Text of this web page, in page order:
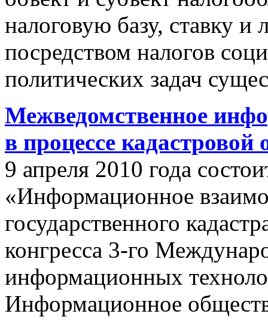
налоговую базу, ставку и
посредством налогов
политических задач
Межведомственное
в процессе
9 апреля 2010 года
«Информационное
государственного
конгресса 3-го
информационных
Информационное